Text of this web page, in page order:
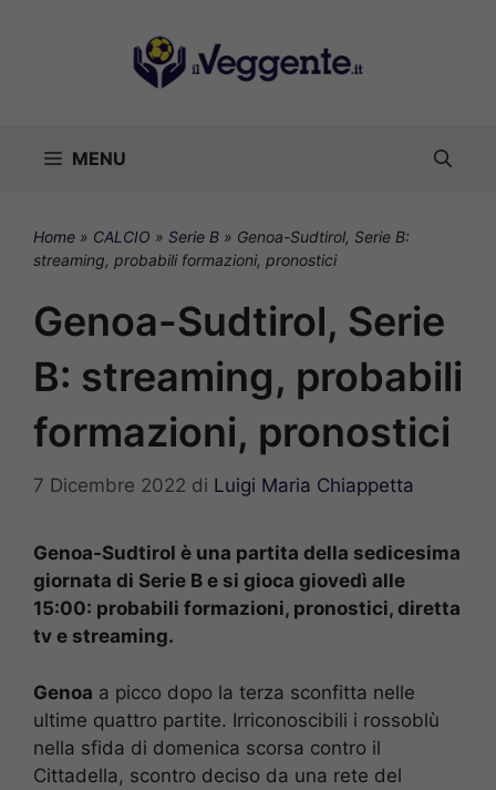
MENU
Home » CALCIO » Serie B » Genoa-Sudtirol, Serie B:
streaming, probabili formazioni, pronostici
Genoa-Sudtirol, Serie
B: streaming, probabili
formazioni, pronostici
7 Dicembre 2022 di Luigi Maria Chiappetta
Genoa-Sudtirol è una partita della sedicesima
giornata di Serie B e si gioca giovedì alle
15:00: probabili formazioni, pronostici, diretta
tv e streaming.
Genoa a picco dopo la terza sconfitta nelle
ultime quattro partite. Irriconoscibili i rossoblù
nella sfida di domenica scorsa contro il
Cittadella, scontro deciso da una rete del